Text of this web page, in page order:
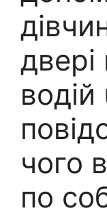
двері
чого
по